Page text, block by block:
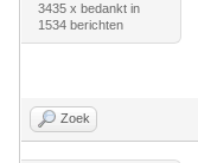
3435 x bedankt in
1534 berichten
Zoek